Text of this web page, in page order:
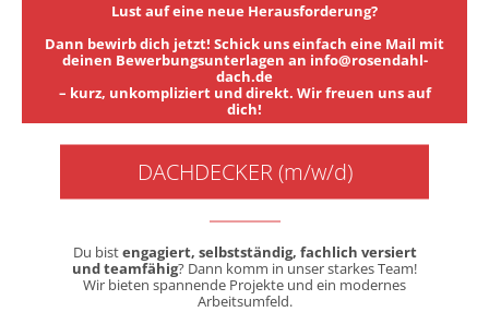
Lust auf eine neue Herausforderung?
Dann bewirb dich jetzt! Schick uns einfach eine Mail mit
deinen Bewerbungsunterlagen an info@rosendahl-
dach.de
– kurz, unkompliziert und direkt. Wir freuen uns auf
dich!
DACHDECKER (m/w/d)
Du bistengagiert, selbstständig, fachlich versiert
und teamfähig? Dann komm in unser starkes Team!
Wir bieten spannende Projekte und ein modernes
Arbeitsumfeld.